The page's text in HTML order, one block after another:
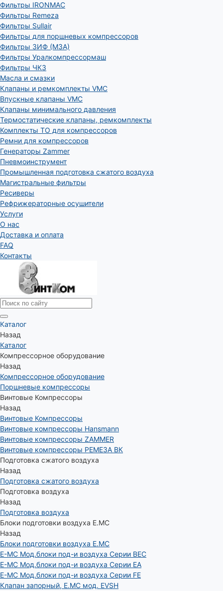
Фильтры IRONMAC
Фильтры Remeza
Фильтры Sullair
Фильтры для поршневых компрессоров
Фильтры ЗИФ (МЗА)
Фильтры Уралкомпрессормаш
Фильтры ЧКЗ
Масла и смазки
Клапаны и ремкомплекты VMC
Впускные клапаны VMC
Клапаны минимального давления
Термостатические клапаны, ремкомплекты
Комплекты ТО для компрессоров
Ремни для компрессоров
Генераторы Zammer
Пневмоинструмент
Промышленная подготовка сжатого воздуха
Магистральные фильтры
Ресиверы
Рефрижераторные осушители
Услуги
О нас
Доставка и оплата
FAQ
Контакты
Каталог
Назад
Каталог
Компрессорное оборудование
Назад
Компрессорное оборудование
Поршневые компрессоры
Винтовые Компрессоры
Назад
Винтовые Компрессоры
Винтовые компрессоры Hansmann
Винтовые компрессоры ZAMMER
Винтовые компрессоры РЕМЕЗА ВК
Подготовка сжатого воздуха
Назад
Подготовка сжатого воздуха
Подготовка воздуха
Назад
Подготовка воздуха
Блоки подготовки воздуха E.MC
Назад
Блоки подготовки воздуха E.MC
E-MC Мод.блоки под-и воздуха Серии BEC
E-MC Мод.блоки под-и воздуха Серии EA
E-MC Мод.блоки под-и воздуха Серии FE
Клапан запорный, E.MC мод. EVSH